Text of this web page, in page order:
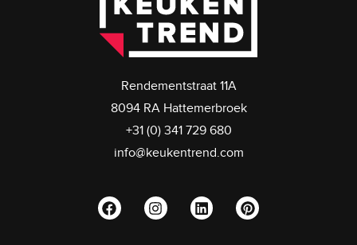
Rendementstraat 11A
8094 RA Hattemerbroek
+31 (0) 341 729 680
info@keukentrend.com